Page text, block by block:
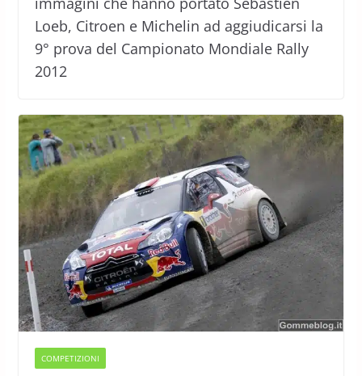
Loeb, Citroen e Michelin ad aggiudicarsi la
9° prova del Campionato Mondiale Rally
2012
COMPETIZIONI